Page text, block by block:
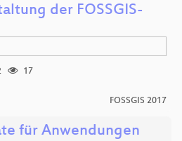
der FOSSGIS-
17
FOSSGIS 2017
für Anwendungen